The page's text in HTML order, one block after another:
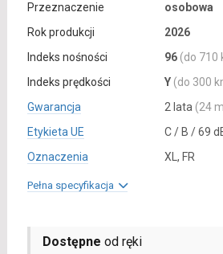
Przeznaczenie
osobowa
Rok produkcji
2026
Indeks nośności
96 (do 710
Indeks prędkości
Y (do 300
Gwarancja
2 lata (24
Etykieta UE
C / B / 69
Oznaczenia
XL, FR
Pełna specyfikacja
Dostępne od ręki